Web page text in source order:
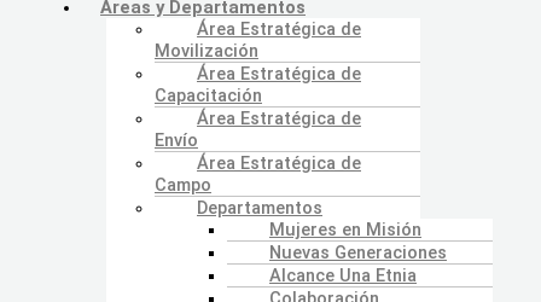
Áreas y Departamentos
Área Estratégica de
Movilización
Área Estratégica de
Capacitación
Área Estratégica de
Envío
Área Estratégica de
Campo
Departamentos
Mujeres en Misión
Nuevas Generaciones
Alcance Una Etnia